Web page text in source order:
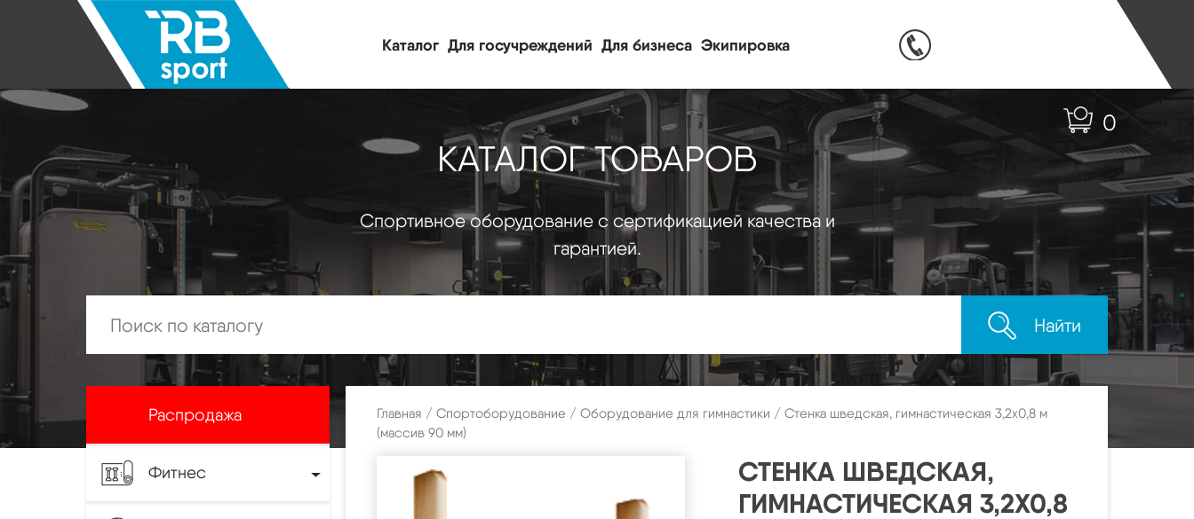
Каталог Для госучреждений Для бизнеса Экипировка
0
КАТАЛОГ ТОВАРОВ
Спортивное оборудование с сертификацией качества и
гарантией.
Найти
Распродажа
Фитнес
Главная / Спортоборудование / Оборудование для гимнастики / Стенка шведская, гимнастическая 3,2х0,8 м
(массив 90 мм)
СТЕНКА ШВЕДСКАЯ,
ГИМНАСТИЧЕСКАЯ 3,2Х0,8